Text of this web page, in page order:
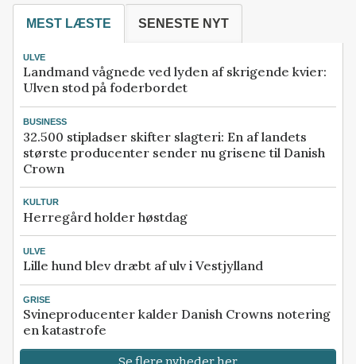
MEST LÆSTE SENESTE NYT
ULVE
Landmand vågnede ved lyden af skrigende kvier:
Ulven stod på foderbordet
BUSINESS
32.500 stipladser skifter slagteri: En af landets
største producenter sender nu grisene til Danish
Crown
KULTUR
Herregård holder høstdag
ULVE
Lille hund blev dræbt af ulv i Vestjylland
GRISE
Svineproducenter kalder Danish Crowns notering
en katastrofe